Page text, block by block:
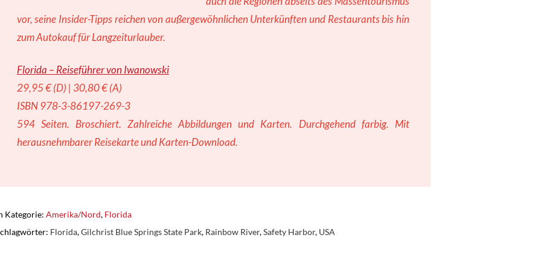
vor, seine Insider-Tipps reichen von außergewöhnlichen Unterkünften und Restaurants bis hin
zum Autokauf für Langzeiturlauber.
Florida – Reiseführer von Iwanowski
29,95 € (D) | 30,80 € (A)
ISBN 978-3-86197-269-3
594 Seiten. Broschiert. Zahlreiche Abbildungen und Karten. Durchgehend farbig. Mit
herausnehmbarer Reisekarte und Karten-Download.
Kategorie: Amerika/Nord, Florida
Florida,Gilchrist Blue Springs State Park, Rainbow River,Safety Harbor, USA